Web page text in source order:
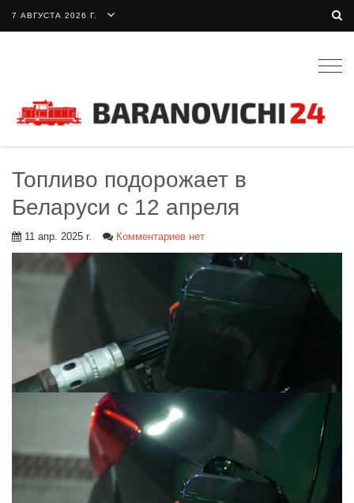
7 АВГУСТА 2026 Г.
Топливо подорожает в
Беларуси с 12 апреля
11 апр. 2025 г. Комментариев нет